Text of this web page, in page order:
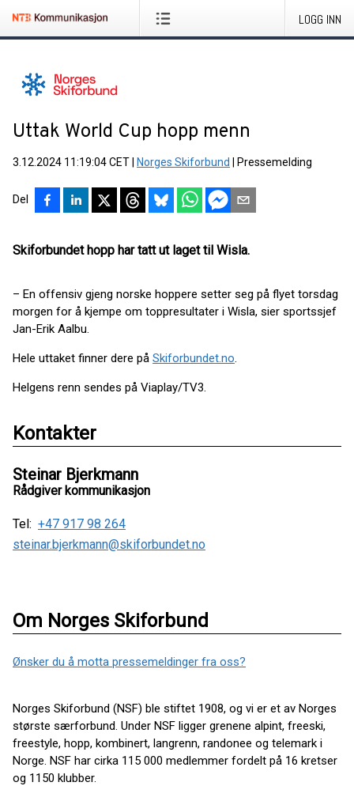
LOGG INN
Uttak World Cup hopp menn
3.12.2024 11:19:04 CET Norges Skiforbund Pressemelding
Del
Skiforbundet hopp har tatt ut laget til Wisla.
– En offensiv gjeng norske hoppere setter seg på flyet torsdag
morgen for å kjempe om toppresultater i Wisla, sier sportssjef
Jan-Erik Aalbu.
Hele uttaket finner dere på Skiforbundet.no.
Helgens renn sendes på Viaplay/TV3.
Kontakter
Steinar Bjerkmann
Rådgiver kommunikasjon
Tel: +47 917 98 264
steinar.bjerkmann@skiforbundet.no
Om Norges Skiforbund
Ønsker du å motta pressemeldinger fra oss?
Norges Skiforbund (NSF) ble stiftet 1908, og vi er et av Norges
største særforbund. Under NSF ligger grenene alpint, freeski,
freestyle, hopp, kombinert, langrenn, randonee og telemark i
Norge. NSF har cirka 115 000 medlemmer fordelt på 16 kretser
og 1150 klubber.